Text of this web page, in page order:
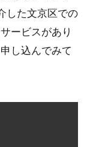
した文京区での
ービスがあり
し込んでみて